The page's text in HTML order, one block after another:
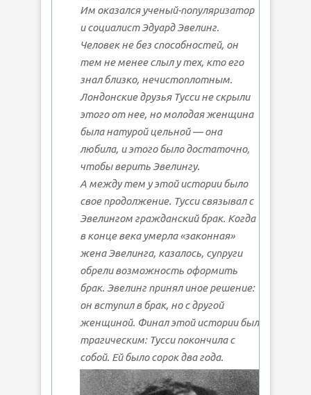
Им оказался ученый-популяризатор
и социалист Эдуард Эвелинг.
Человек не без способностей, он
тем не менее слыл у тех, кто его
знал близко, нечистоплотным.
Лондонские друзья Тусси не скрыли
этого от нее, но молодая женщина
была натурой цельной — она
любила, и этого было достаточно,
чтобы верить Эвелингу.
А между тем у этой истории было
свое продолжение. Тусси связывал с
Эвелингом гражданский брак. Когда
в конце века умерла «законная»
жена Эвелинга, казалось, супруги
обрели возможность оформить
брак. Эвелинг принял иное решение:
он вступил в брак, но с другой
женщиной. Финал этой истории был
трагическим: Тусси покончила с
собой. Ей было сорок два года.